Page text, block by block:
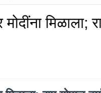
मिळाला;